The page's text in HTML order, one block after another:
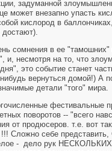
задуманной
может внезапно упасть
кислород в
достают).
сомнения в ее "тамошних"
и, несмотря на то, что
это событие станет
вернуться домой!) А
детали "того" мира.
фестивальные
поворотов -- "всего
от продюсеров. т.е. вот
Сложно себе представить,
- дело рук